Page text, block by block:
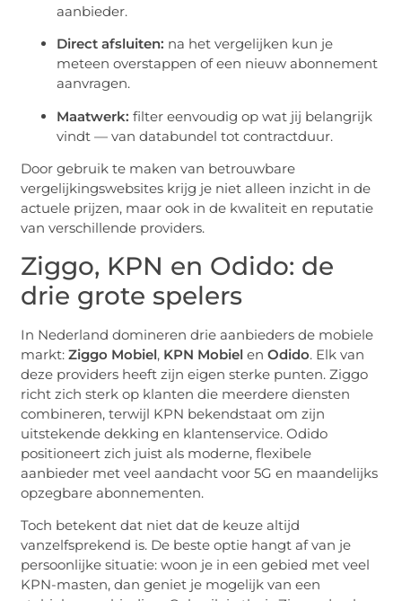
aanbieder.
Direct afsluiten: na het vergelijken kun je
meteen overstappen of een nieuw abonnement
aanvragen.
Maatwerk: filter eenvoudig op wat jij belangrijk
vindt — van databundel tot contractduur.
Door gebruik te maken van betrouwbare
vergelijkingswebsites krijg je niet alleen inzicht in de
actuele prijzen, maar ook in de kwaliteit en reputatie
van verschillende providers.
Ziggo, KPN en Odido: de
drie grote spelers
In Nederland domineren drie aanbieders de mobiele
markt:Ziggo Mobiel, KPN Mobiel enOdido. Elk van
deze providers heeft zijn eigen sterke punten. Ziggo
richt zich sterk op klanten die meerdere diensten
combineren, terwijl KPN bekendstaat om zijn
uitstekende dekking en klantenservice. Odido
positioneert zich juist als moderne, flexibele
aanbieder met veel aandacht voor 5G en maandelijks
opzegbare abonnementen.
Toch betekent dat niet dat de keuze altijd
vanzelfsprekend is. De beste optie hangt af van je
persoonlijke situatie: woon je in een gebied met veel
KPN-masten, dan geniet je mogelijk van een